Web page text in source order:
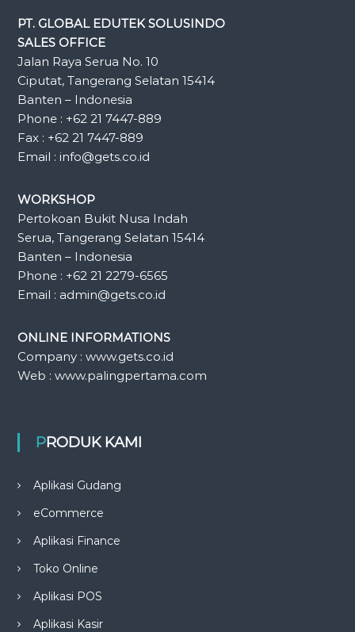
PT. GLOBAL EDUTEK SOLUSINDO
SALES OFFICE
Jalan Raya Serua No. 10
Ciputat, Tangerang Selatan 15414
Banten – Indonesia
Phone : +62 21 7447-889
Fax : +62 21 7447-889
Email : info@gets.co.id
WORKSHOP
Pertokoan Bukit Nusa Indah
Serua, Tangerang Selatan 15414
Banten – Indonesia
Phone : +62 21 2279-6565
Email : admin@gets.co.id
ONLINE INFORMATIONS
Company : www.gets.co.id
Web : www.palingpertama.com
PRODUK KAMI
Aplikasi Gudang
eCommerce
Aplikasi Finance
Toko Online
Aplikasi POS
Aplikasi Kasir